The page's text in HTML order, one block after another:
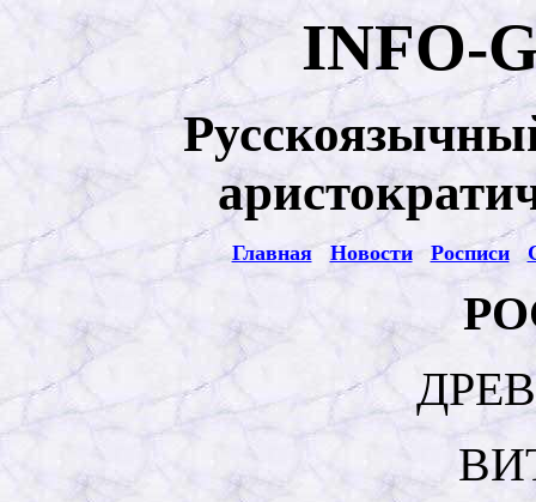
INFO-
Главная Новости Росписи